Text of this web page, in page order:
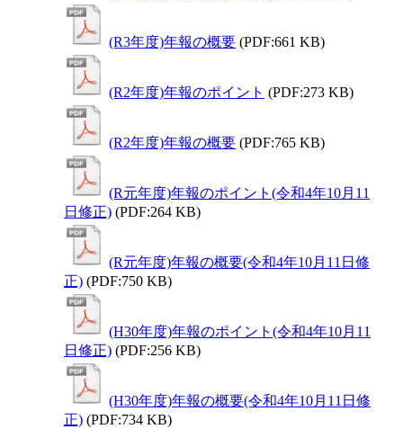
(R3年度)年報の概要 (PDF:661 KB)
(R2年度)年報のポイント (PDF:273 KB)
(R2年度)年報の概要 (PDF:765 KB)
(R元年度)年報のポイント(令和4年10月11
日修正) (PDF:264 KB)
(R元年度)年報の概要(令和4年10月11日修
正) (PDF:750 KB)
(H30年度)年報のポイント(令和4年10月11
日修正) (PDF:256 KB)
(H30年度)年報の概要(令和4年10月11日修
正) (PDF:734 KB)